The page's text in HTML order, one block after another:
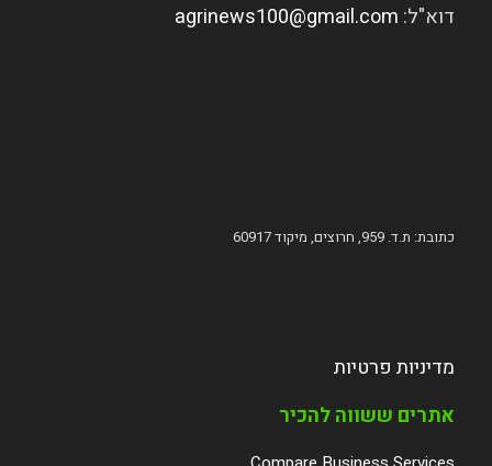
דוא"ל: agrinews100@gmail.com
כתובת: ת.ד. 959, חרוצים, מיקוד 60917
מדיניות פרטיות
אתרים ששווה להכיר